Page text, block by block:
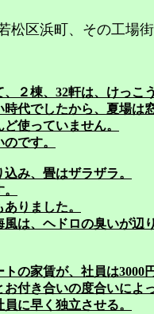
松区浜町、その工
２棟、32軒は、けっこ
時代でしたから、夏場は
使っていません。
です。
み、畳はザラザラ。
りました。
は、ヘドロの臭いが辺
の家賃が、社員は3000
付き合いの度合いによ
に早く独立させる。